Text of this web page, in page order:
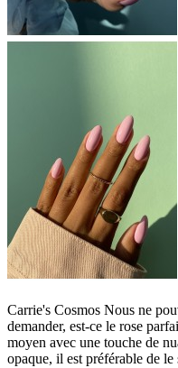
Carrie's Cosmos Nous ne
demander, est-ce le rose
moyen avec une touche de
opaque, il est préférable de